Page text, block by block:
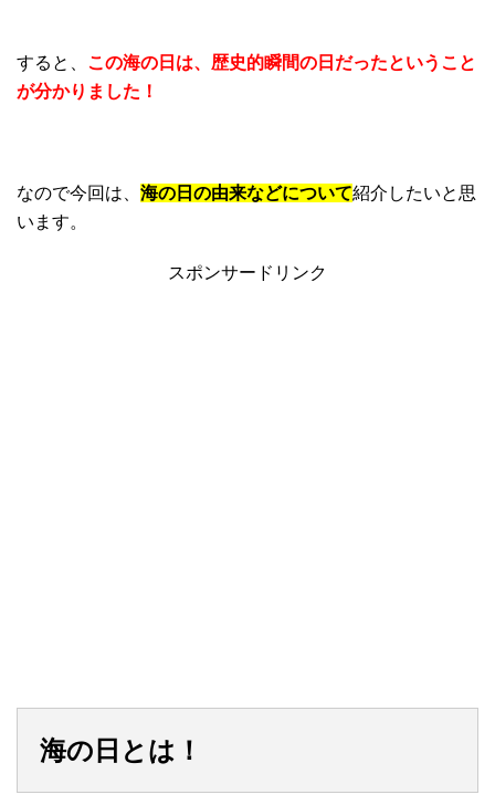
すると、 この海の日は、歴史的瞬間の日だったということ
が分かりました！
なので今回は、 海の日の由来などについて紹介したいと思
います。
スポンサードリンク
海の日とは！